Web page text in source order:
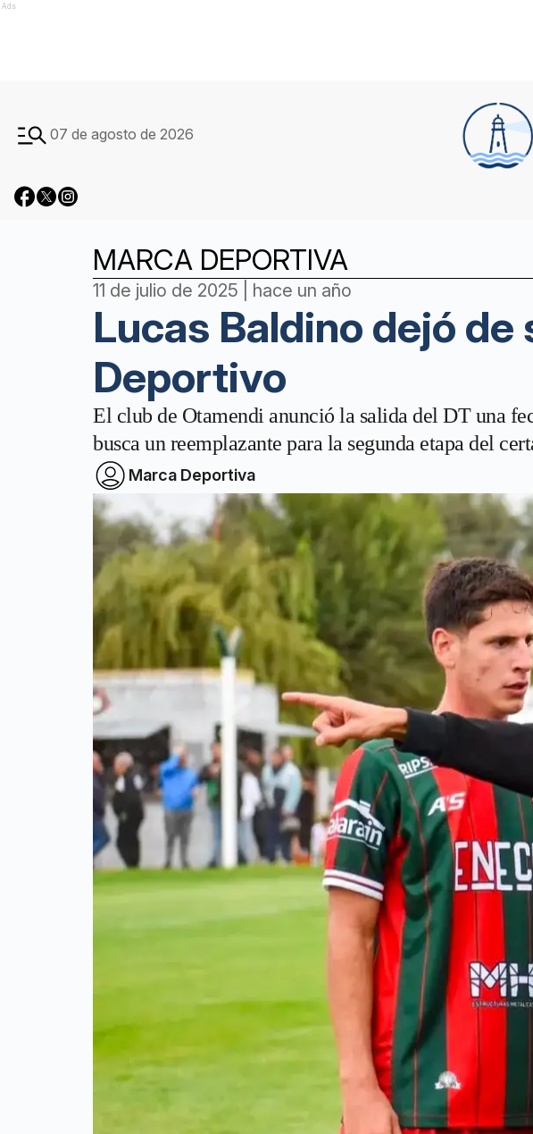
Ads
07 de agosto de 2026
MARCA DEPORTIVA
11 de julio de 2025 | hace un año
Lucas Baldino dejó
Deportivo
El club de Otamendi anunció la salida del DT una
busca un reemplazante para la segunda etapa del
Marca Deportiva